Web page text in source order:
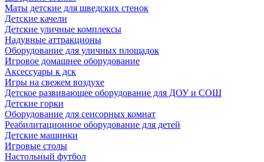
Маты детские для шведских стенок
Детские качели
Детские уличные комплексы
Надувные аттракционы
Оборудование для уличных площадок
Игровое домашнее оборудование
Аксессуары к дск
Игры на свежем воздухе
Детское развивающее оборудование для ДОУ и СОШ
Детские горки
Оборудование для сенсорных комнат
Реабилитационное оборудование для детей
Детские машинки
Игровые столы
Настольный футбол